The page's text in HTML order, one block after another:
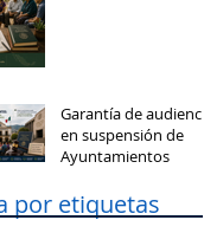
Garantía de audiencia
en suspensión de
Ayuntamientos
por etiquetas